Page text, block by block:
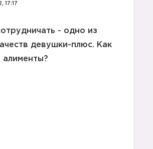
17:17
- одно из
девушки-плюс. Как
алименты?